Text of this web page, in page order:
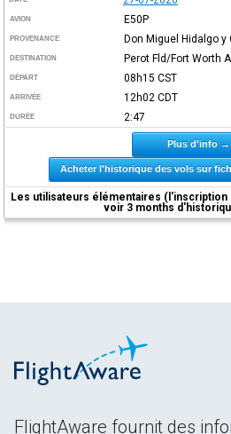
AVION E50P
PROVENANCE Don Miguel Hidalgo y
DESTINATION Perot Fld/Fort Worth
DÉPART 08h15 CST
ARRIVÉE 12h02 CDT
DURÉE 2:47
Plus d'info →
Acheter l'historique des vols sur
Les utilisateurs élémentaires (l'inscription
voir 3 months
FlightAware fournit des